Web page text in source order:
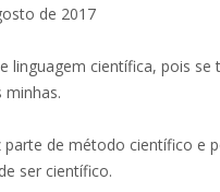
de 2017
linguagem científica, pois
minhas.
parte de método científico e
ser científico.